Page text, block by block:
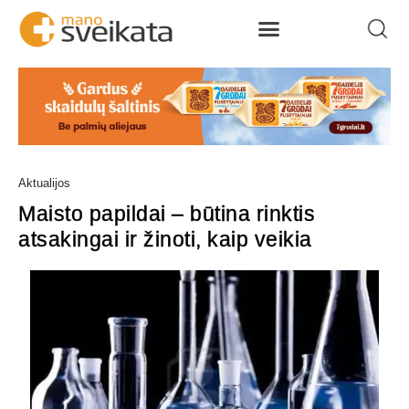
Aktualijos
Maisto papildai – būtina rinktis
atsakingai ir žinoti, kaip veikia